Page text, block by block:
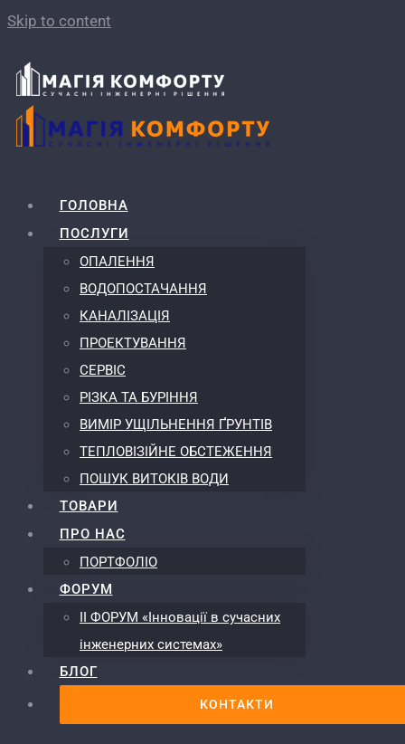
Skip to content
ГОЛОВНА
ПОСЛУГИ
ОПАЛЕННЯ
ВОДОПОСТАЧАННЯ
КАНАЛІЗАЦІЯ
ПРОЕКТУВАННЯ
СЕРВІС
РІЗКА ТА БУРІННЯ
ВИМІР УЩІЛЬНЕННЯ ҐРУНТІВ
ТЕПЛОВІЗІЙНЕ ОБСТЕЖЕННЯ
ПОШУК ВИТОКІВ ВОДИ
ТОВАРИ
ПРО НАС
ПОРТФОЛІО
ФОРУМ
ІІ ФОРУМ «Інновації в сучасних
інженерних системах»
БЛОГ
КОНТАКТИ